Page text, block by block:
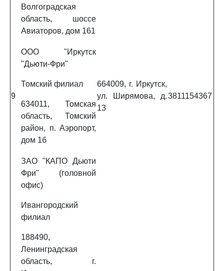
Волгоградская
область, шоссе
Авиаторов, дом 161
9
ООО "Иркутск
"Дьюти-Фри"
Томский филиал
634011, Томская
область, Томский
район, п. Аэропорт,
дом 1б
664009, г. Иркутск,
ул. Ширямова, д.
13
3811154367
ЗАО "КАПО Дьюти
Фри" (головной
офис)
Ивангородский
филиал
188490,
Ленинградская
область, г.